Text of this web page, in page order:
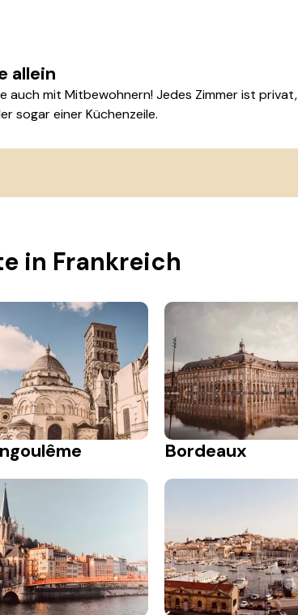
allein
auch mit Mitbewohnern! Jedes Zimmer ist privat,
sogar einer Küchenzeile.
in Frankreich
Bordeaux